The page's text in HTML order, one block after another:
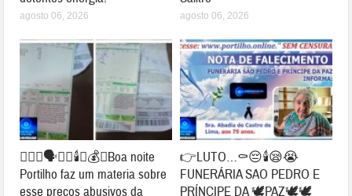
agosto 06, 2026 agosto 06, 2026
👉🏻😱🗣️🔦💡🕯️💸💰💡Boa noite
Portilho faz um materia sobre
esse preços abusivos da
👉LUTO…⚰😔🕯😪😭
FUNERÁRIA SAO PEDRO E
PRÍNCIPE DA 🕊PAZ🕊🕊